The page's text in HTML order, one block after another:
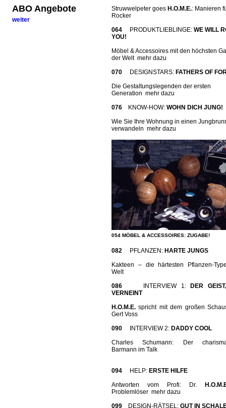
ABO Angebote
weiter
Struwwelpeter goes H.O.M.E.: Manieren
Rocker
064
PRODUKTLIEBLINGE: WE WILL
YOU!
Möbel & Accessoires mit den höchsten
der Welt mehr dazu
070
DESIGNSTARS: FATHERS OF
Die Gestaltungslegenden der ersten
Generation mehr dazu
076
KNOW-HOW: WOHN DICH JUNG!
Wie Sie Ihre Wohnung in einen
verwandeln mehr dazu
054 MÖBEL & ACCESSOIRES: ZUGABE!
082 PFLANZEN: HARTE JUNGS
Kakteen – die härtesten Pflanzen-
Welt
086
INTERVIEW 1:DER
VERNEINT
H.O.M.E. spricht mit dem großen
Gert Voss
090
INTERVIEW 2: DADDY COOL
Charles Schumann: Der
Barmann im Talk
094 HELP: ERSTE HILFE
Antworten vom Profi: Dr.
Problemlöser mehr dazu
099
DESIGN-RÄTSEL: GUT IN